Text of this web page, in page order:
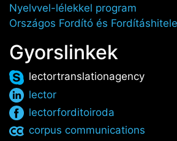
Nyelvvel-lélekkel program
Országos Fordító és
Gyorslinkek
lectortranslationagency
lector
lectorforditoiroda
corpus communications